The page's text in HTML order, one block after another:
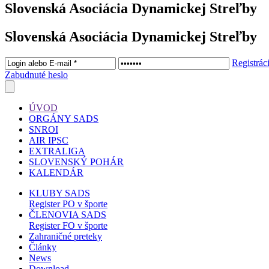
Slovenská Asociácia Dynamickej Streľby
Slovenská Asociácia Dynamickej Streľby
Zabudnuté heslo
ÚVOD
ORGÁNY SADS
SNROI
AIR IPSC
EXTRALIGA
SLOVENSKÝ POHÁR
KALENDÁR
KLUBY SADS
Register PO v športe
ČLENOVIA SADS
Register FO v športe
Zahraničné preteky
Články
News